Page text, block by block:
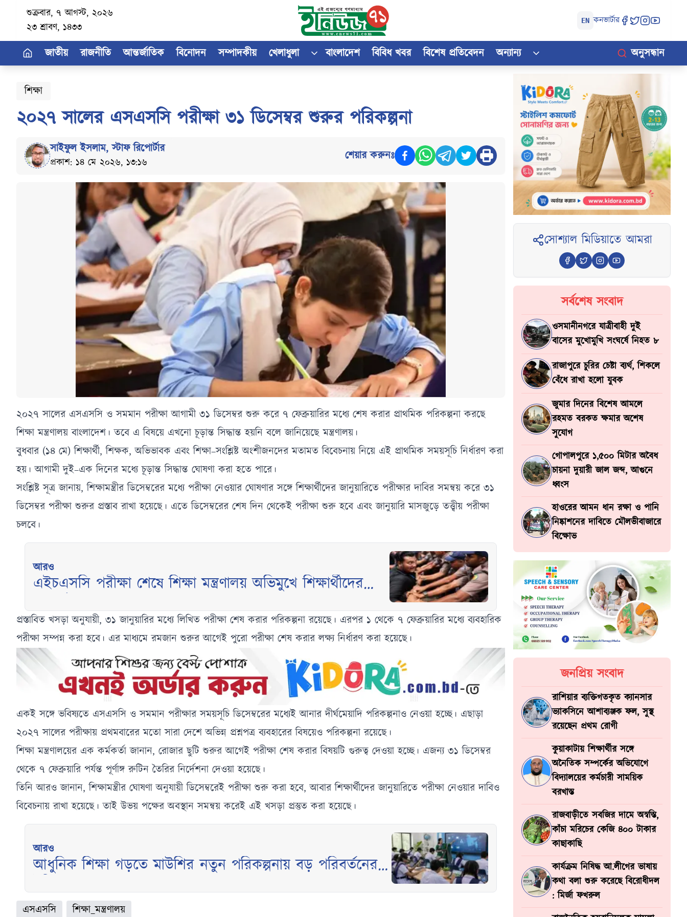
শুক্রবার, ৭ আগস্ট, ২০২৬
২৩ শ্রাবণ, ১৪৩৩
EN কনভার্টার
জাতীয় রাজনীতি আন্তর্জাতিক বিনোদন সম্পাদকীয় খেলাধুলা বাংলাদেশ বিবিধ খবর বিশেষ প্রতিবেদন অন্যান্য অনুসন্ধান
শিক্ষা
২০২৭ সালের এসএসসি পরীক্ষা ৩১ ডিসেম্বর শুরুর পরিকল্পনা
সাইফুল ইসলাম,স্টাফ রিপোর্টার
প্রকাশ: ১৪ মে ২০২৬, ১৩:১৬ শেয়ার করুনঃ
২০২৭ সালের এসএসসি ও সমমান পরীক্ষা আগামী ৩১ ডিসেম্বর শুরু করে ৭ ফেব্রুয়ারির মধ্যে শেষ করার প্রাথমিক পরিকল্পনা করছে
শিক্ষা মন্ত্রণালয় বাংলাদেশ। তবে এ বিষয়ে এখনো চূড়ান্ত সিদ্ধান্ত হয়নি বলে জানিয়েছে মন্ত্রণালয়।
বুধবার (১৪ মে) শিক্ষার্থী, শিক্ষক, অভিভাবক এবং শিক্ষা–সংশ্লিষ্ট অংশীজনদের মতামত বিবেচনায় নিয়ে এই প্রাথমিক সময়সূচি নির্ধারণ করা
হয়। আগামী দুই–এক দিনের মধ্যে চূড়ান্ত সিদ্ধান্ত ঘোষণা করা হতে পারে।
সংশ্লিষ্ট সূত্র জানায়, শিক্ষামন্ত্রীর ডিসেম্বরের মধ্যে পরীক্ষা নেওয়ার ঘোষণার সঙ্গে শিক্ষার্থীদের জানুয়ারিতে পরীক্ষার দাবির সমন্বয় করে ৩১
ডিসেম্বর পরীক্ষা শুরুর প্রস্তাব রাখা হয়েছে। এতে ডিসেম্বরের শেষ দিন থেকেই পরীক্ষা শুরু হবে এবং জানুয়ারি মাসজুড়ে তত্ত্বীয় পরীক্ষা
চলবে।
আরও
এইচএসসি পরীক্ষা শেষে শিক্ষা মন্ত্রণালয় অভিমুখে শিক্ষার্থীদের
প্রস্তাবিত খসড়া অনুযায়ী, ৩১ জানুয়ারির মধ্যে লিখিত পরীক্ষা শেষ করার পরিকল্পনা রয়েছে। এরপর ১ থেকে ৭ ফেব্রুয়ারির মধ্যে ব্যবহারিক
পরীক্ষা সম্পন্ন করা হবে। এর মাধ্যমে রমজান শুরুর আগেই পুরো পরীক্ষা শেষ করার লক্ষ্য নির্ধারণ করা হয়েছে।
একই সঙ্গে ভবিষ্যতে এসএসসি ও সমমান পরীক্ষার সময়সূচি ডিসেম্বরের মধ্যেই আনার দীর্ঘমেয়াদি পরিকল্পনাও নেওয়া হচ্ছে। এছাড়া
২০২৭ সালের পরীক্ষায় প্রথমবারের মতো সারা দেশে অভিন্ন প্রশ্নপত্র ব্যবহারের বিষয়েও পরিকল্পনা রয়েছে।
শিক্ষা মন্ত্রণালয়ের এক কর্মকর্তা জানান, রোজার ছুটি শুরুর আগেই পরীক্ষা শেষ করার বিষয়টি গুরুত্ব দেওয়া হচ্ছে। এজন্য ৩১ ডিসেম্বর
থেকে ৭ ফেব্রুয়ারি পর্যন্ত পূর্ণাঙ্গ রুটিন তৈরির নির্দেশনা দেওয়া হয়েছে।
তিনি আরও জানান, শিক্ষামন্ত্রীর ঘোষণা অনুযায়ী ডিসেম্বরেই পরীক্ষা শুরু করা হবে, আবার শিক্ষার্থীদের জানুয়ারিতে পরীক্ষা নেওয়ার দাবিও
বিবেচনায় রাখা হয়েছে। তাই উভয় পক্ষের অবস্থান সমন্বয় করেই এই খসড়া প্রস্তুত করা হয়েছে।
আরও
আধুনিক শিক্ষা গড়তে মাউশির নতুন পরিকল্পনায় বড় পরিবর্তনের
এসএসসি শিক্ষা_মন্ত্রণালয়
সোশ্যাল মিডিয়াতে আমরা
সর্বশেষ সংবাদ
ওসমানীনগরে যাত্রীবাহী দুই
বাসের মুখোমুখি সংঘর্ষে নিহত ৮
রাজাপুরে চুরির চেষ্টা ব্যর্থ, শিকলে
বেঁধে রাখা হলো যুবক
জুমার দিনের বিশেষ আমলে
রহমত বরকত ক্ষমার অশেষ
সুযোগ
গোপালপুরে ১,৫০০ মিটার অবৈধ
চায়না দুয়ারী জাল জব্দ, আগুনে
ধ্বংস
হাওরের আমন ধান রক্ষা ও পানি
নিষ্কাশনের দাবিতে মৌলভীবাজারে
বিক্ষোভ
জনপ্রিয় সংবাদ
রাশিয়ার ব্যক্তিগতকৃত ক্যানসার
ভ্যাকসিনে আশাব্যঞ্জক ফল, সুস্থ
রয়েছেন প্রথম রোগী
কুয়াকাটায় শিক্ষার্থীর সঙ্গে
অনৈতিক সম্পর্কের অভিযোগে
বিদ্যালয়ের কর্মচারী সাময়িক
বরখাস্ত
রাজবাড়ীতে সবজির দামে অস্বস্তি,
কাঁচা মরিচের কেজি ৪০০ টাকার
কাছাকাছি
কার্যক্রম নিষিদ্ধ আ.লীগের ভাষায়
কথা বলা শুরু করেছে বিরোধীদল
: মির্জা ফখরুল